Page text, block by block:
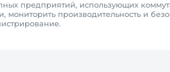
предприятий, использующих
производительность и